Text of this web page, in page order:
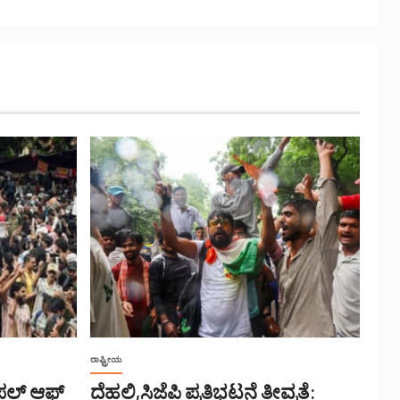
ಆಫ್
ರಾಷ್ಟ್ರೀಯ
ದೆಹಲಿ,ಸಿಜೆಪಿ ಪ್ರತಿಭಟನೆ ತೀವ್ರತೆ: